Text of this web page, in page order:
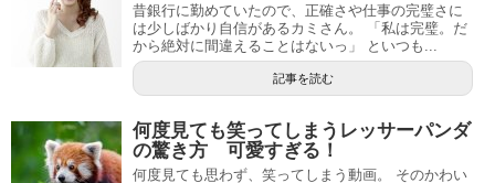
昔銀行に勤めていたので、正確さや仕事の完璧さに
は少しばかり自信があるカミさん。 「私は完璧。だ
から絶対に間違えることはないっ」 といつも...
記事を読む
何度見ても笑ってしまうレッサーパンダ
の驚き方 可愛すぎる！
何度見ても思わず、笑ってしまう動画。 そのかわい